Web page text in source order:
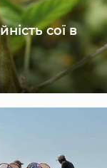
сої в